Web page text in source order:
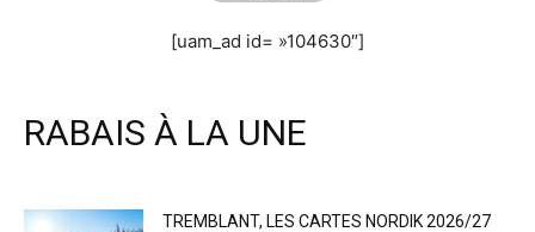
[uam_ad id= »104630″]
RABAIS À LA UNE
TREMBLANT, LES CARTES NORDIK 2026/27